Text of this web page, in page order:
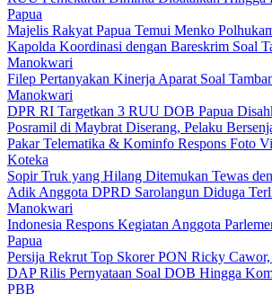
Papua
Majelis Rakyat Papua Temui Menko
Kapolda Koordinasi dengan Bareskrim Soal
Manokwari
Filep Pertanyakan Kinerja Aparat Soal
Manokwari
DPR RI Targetkan 3 RUU DOB Papua
Posramil di Maybrat Diserang, Pelaku
Pakar Telematika & Kominfo Respons Foto
Koteka
Sopir Truk yang Hilang Ditemukan Tewas
Adik Anggota DPRD Sarolangun Diduga
Manokwari
Indonesia Respons Kegiatan Anggota
Papua
Persija Rekrut Top Skorer PON Ricky
DAP Rilis Pernyataan Soal DOB Hingga
PBB